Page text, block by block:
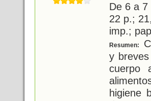
De 6 a
22 p.;
imp.;
Resumen:
y
cuerpo
higiene